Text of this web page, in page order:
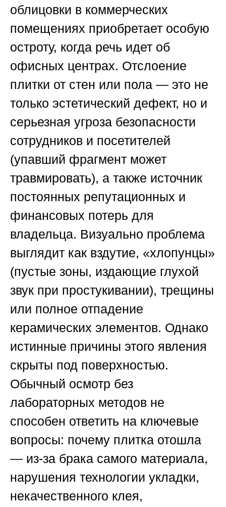
облицовки в коммерческих
помещениях приобретает особую
остроту, когда речь идет об
офисных центрах. Отслоение
плитки от стен или пола — это не
только эстетический дефект, но и
серьезная угроза безопасности
сотрудников и посетителей
(упавший фрагмент может
травмировать), а также источник
постоянных репутационных и
финансовых потерь для
владельца. Визуально проблема
выглядит как вздутие, «хлопунцы»
(пустые зоны, издающие глухой
звук при простукивании), трещины
или полное отпадение
керамических элементов. Однако
истинные причины этого явления
скрыты под поверхностью.
Обычный осмотр без
лабораторных методов не
способен ответить на ключевые
вопросы: почему плитка отошла
— из-за брака самого материала,
нарушения технологии укладки,
некачественного клея,